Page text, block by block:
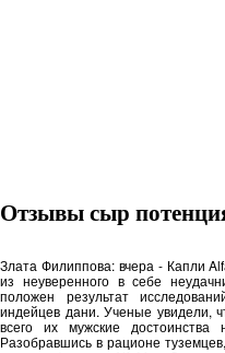
Отзывы сыр
Злата Филиппова: вчера - Капли
из неуверенного в себе
положен результат
индейцев дани. Ученые увидели,
всего их мужские достоинства
Разобравшись в рационе